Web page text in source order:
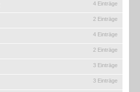
4 Einträge
2 Einträge
4 Einträge
2 Einträge
3 Einträge
3 Einträge